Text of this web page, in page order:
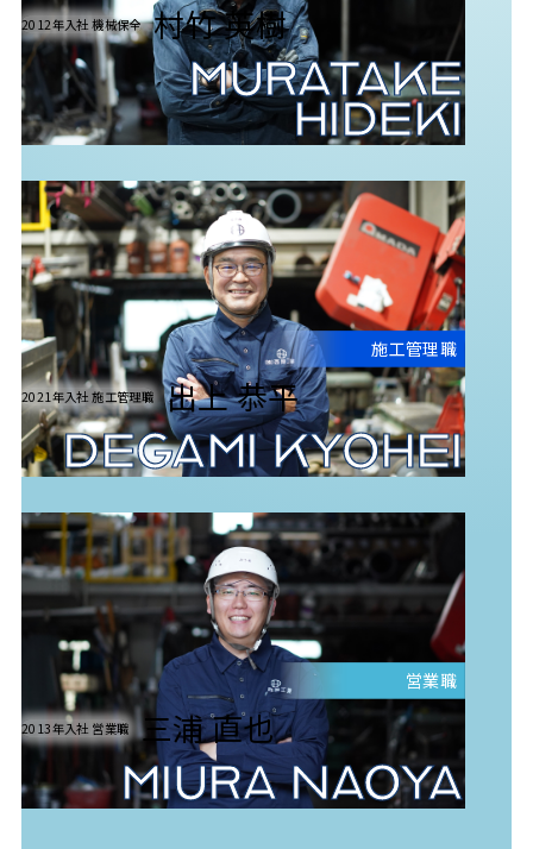
2012年入社 機械保全 村竹 英樹
MURATAKE
HIDEKI
施工管理職
2021年入社 施工管理職 出上 恭平
DEGAMI KYOHEI
営業職
2013年入社 営業職 三浦 直也
MIURA NAOYA